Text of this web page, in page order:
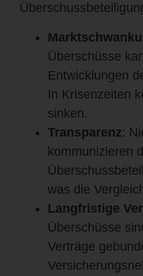
Überschüsse
Entwicklungen
In Krisenzeiten
sinken.
Transparenz:
kommunizieren
was die
Langfristige
Überschüsse
Verträge